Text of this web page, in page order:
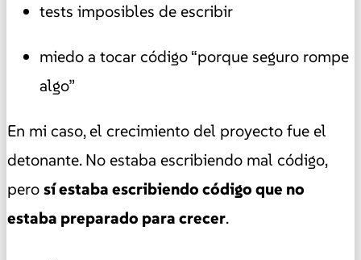
tests imposibles de escribir
miedo a tocar código “porque seguro rompe
algo”
En mi caso, el crecimiento del proyecto fue el
detonante. No estaba escribiendo mal código,
perosí estaba escribiendo código que no
estaba preparado para crecer.